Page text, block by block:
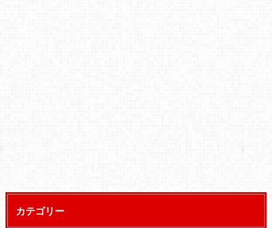
カテゴリー